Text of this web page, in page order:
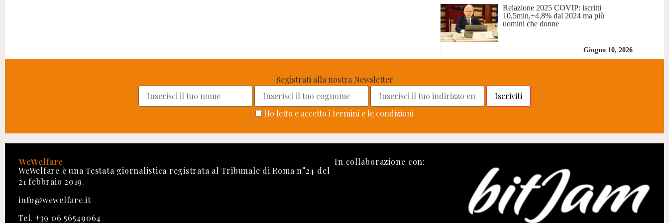
Relazione 2025 COVIP: iscritti
10,5mln,+4,8% dal 2024 ma più
uomini che donne
Giugno 10, 2026
Registrati alla nostra Newsletter
Ho letto e accetto i termini e le condizioni
WeWelfare
WeWelfare è una Testata giornalistica registrata al Tribunale di Roma n°24 del
21 febbraio 2019.
info@wewelfare.it
Tel. +39 06 56549064
In collaborazione con: